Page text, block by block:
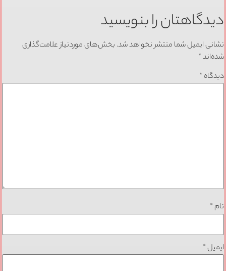
دیدگاهتان را بنویسید
نشانی ایمیل شما منتشر نخواهد شد. بخش‌های موردنیاز علامت‌گذاری
شده‌اند*
دیدگاه *
نام *
ایمیل*